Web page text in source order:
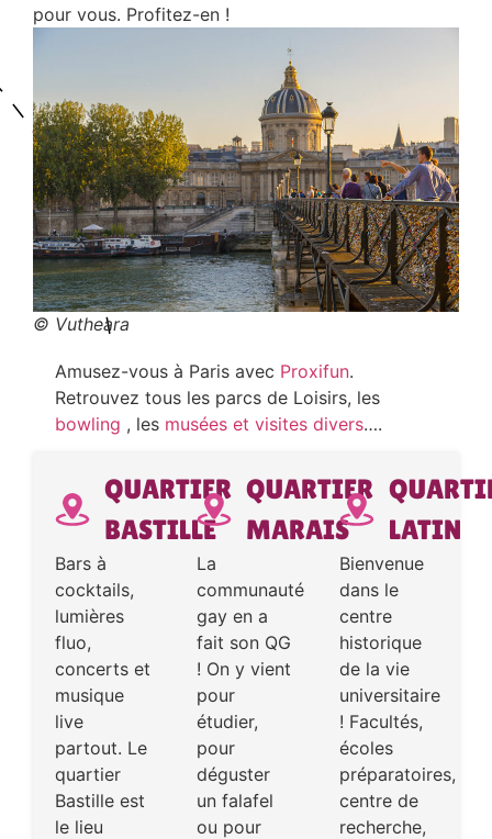
pour vous. Profitez-en !
© Vutheara
Amusez-vous à Paris avec Proxifun.
Retrouvez tous les parcs de Loisirs, les
bowling , les musées et visites divers….
QUARTIER
BASTILLE
Bars à
cocktails,
lumières
fluo,
concerts et
musique
live
partout. Le
quartier
Bastille est
le lieu
QUARTIER
MARAIS
La
communauté
gay en a
fait son QG
! On y vient
pour
étudier,
pour
déguster
un falafel
ou pour
LATIN
Bienvenue
dans le
centre
historique
de la vie
universitaire
! Facultés,
écoles
préparatoires,
centre de
recherche,